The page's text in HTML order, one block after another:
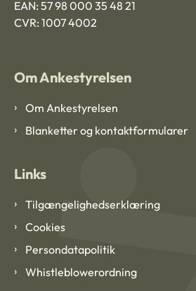
EAN: 57 98 000 35 48 21
CVR: 1007 4002
Om Ankestyrelsen
Om Ankestyrelsen
Blanketter og kontaktformularer
Links
Tilgængelighedserklæring
Cookies
Persondatapolitik
Whistleblowerordning